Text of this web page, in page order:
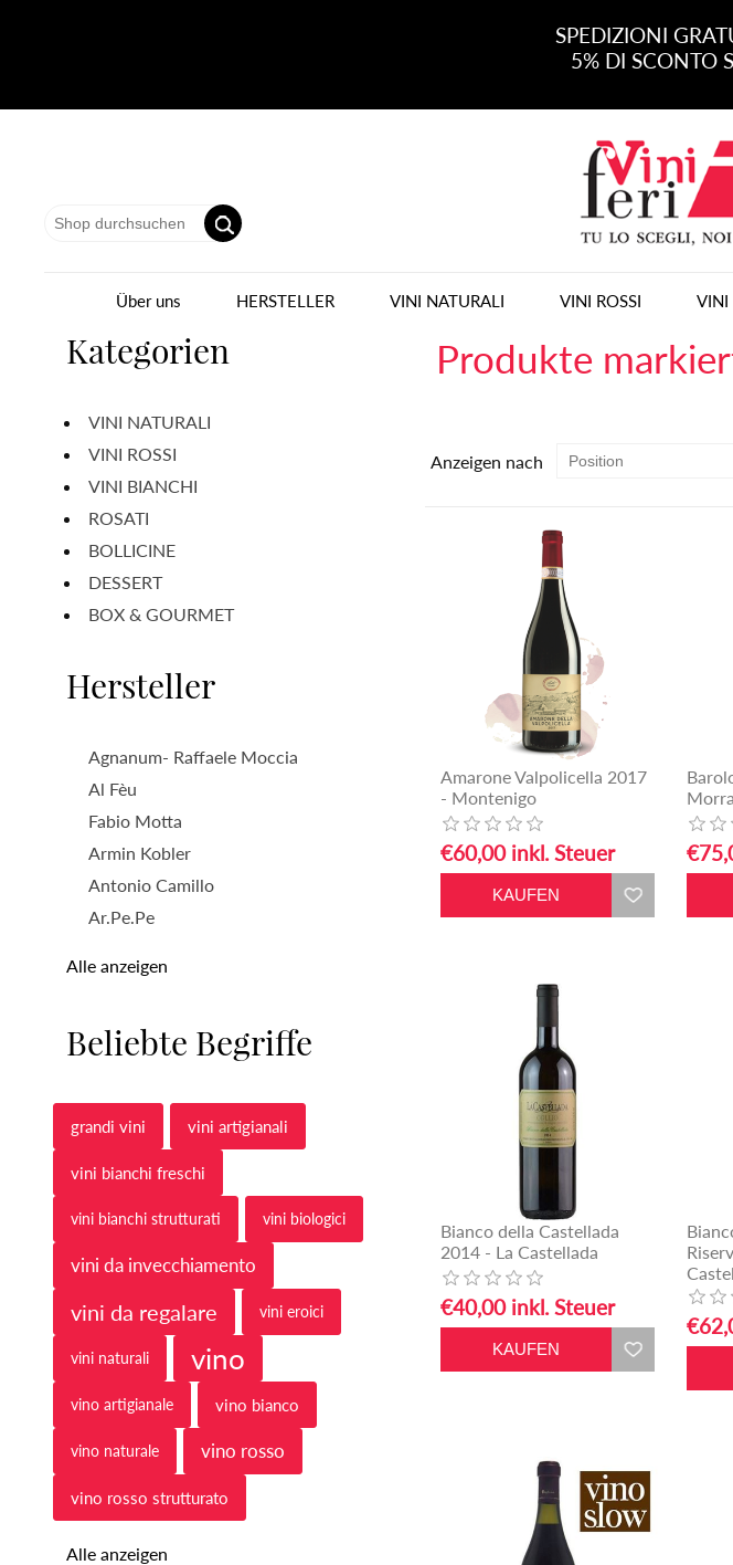
SPEDIZIONI
5% DI SCONTO
Über uns HERSTELLER VINI NATURALI VINI ROSSI VINI
Kategorien
VINI NATURALI
VINI ROSSI
VINI BIANCHI
ROSATI
BOLLICINE
DESSERT
BOX & GOURMET
Hersteller
Agnanum- Raffaele Moccia
Al Fèu
Fabio Motta
Armin Kobler
Antonio Camillo
Ar.Pe.Pe
Alle anzeigen
Beliebte Begriffe
grandi vini vini artigianali
vini bianchi freschi
vini bianchi strutturati vini biologici
vini da invecchiamento
vini da regalare vini eroici
vini naturali vino
vino artigianale vino bianco
vino naturale vino rosso
vino rosso strutturato
Alle anzeigen
Produkte
Anzeigen nach
Amarone Valpolicella 2017
- Montenigo
€60,00 inkl. Steuer
Bianco della Castellada
2014 - La Castellada
€40,00 inkl. Steuer